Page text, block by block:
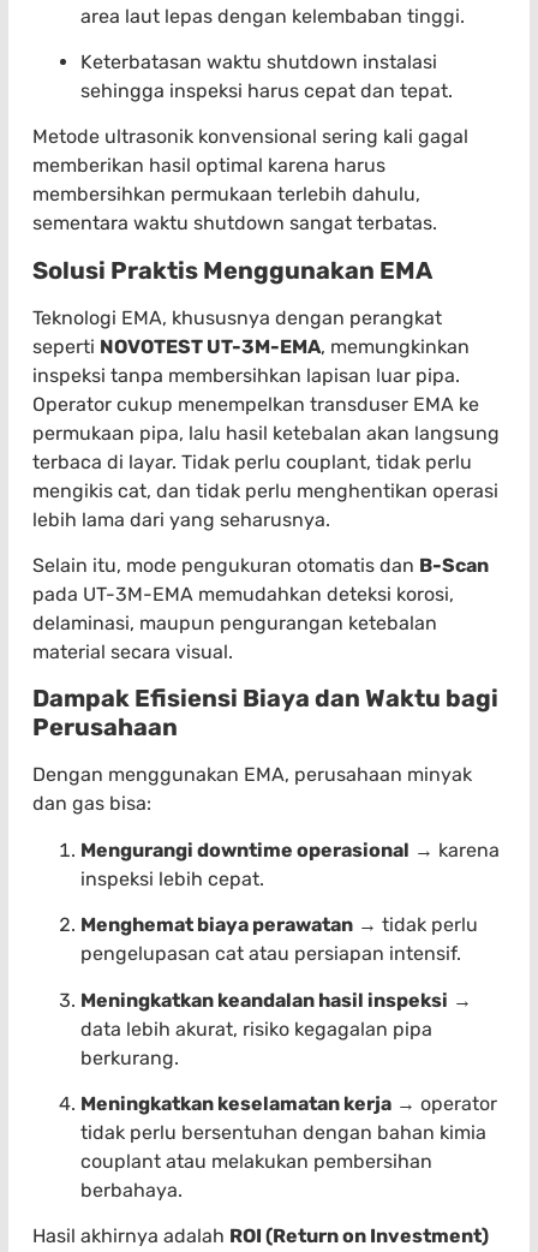
area laut lepas dengan kelembaban tinggi.
Keterbatasan waktu shutdown instalasi
sehingga inspeksi harus cepat dan tepat.
Metode ultrasonik konvensional sering kali gagal
memberikan hasil optimal karena harus
membersihkan permukaan terlebih dahulu,
sementara waktu shutdown sangat terbatas.
Solusi Praktis Menggunakan EMA
Teknologi EMA, khususnya dengan perangkat
seperti NOVOTEST UT-3M-EMA, memungkinkan
inspeksi tanpa membersihkan lapisan luar pipa.
Operator cukup menempelkan transduser EMA ke
permukaan pipa, lalu hasil ketebalan akan langsung
terbaca di layar. Tidak perlu couplant, tidak perlu
mengikis cat, dan tidak perlu menghentikan operasi
lebih lama dari yang seharusnya.
Selain itu, mode pengukuran otomatis dan B-Scan
pada UT-3M-EMA memudahkan deteksi korosi,
delaminasi, maupun pengurangan ketebalan
material secara visual.
Dampak Efisiensi Biaya dan Waktu bagi
Perusahaan
Dengan menggunakan EMA, perusahaan minyak
dan gas bisa:
Mengurangi downtime operasional → karena
inspeksi lebih cepat.
Menghemat biaya perawatan → tidak perlu
pengelupasan cat atau persiapan intensif.
Meningkatkan keandalan hasil inspeksi →
data lebih akurat, risiko kegagalan pipa
berkurang.
Meningkatkan keselamatan kerja → operator
tidak perlu bersentuhan dengan bahan kimia
couplant atau melakukan pembersihan
berbahaya.
Hasil akhirnya adalah ROI (Return on Investment)